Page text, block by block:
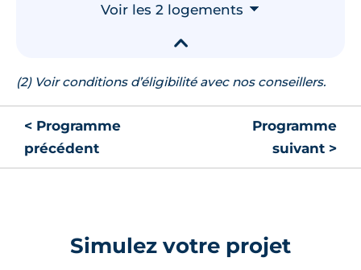
Voir les 2 logements ⮟
▾
(2) Voir conditions d’éligibilité avec nos conseillers.
< Programme
précédent
Programme
suivant >
Simulez votre projet